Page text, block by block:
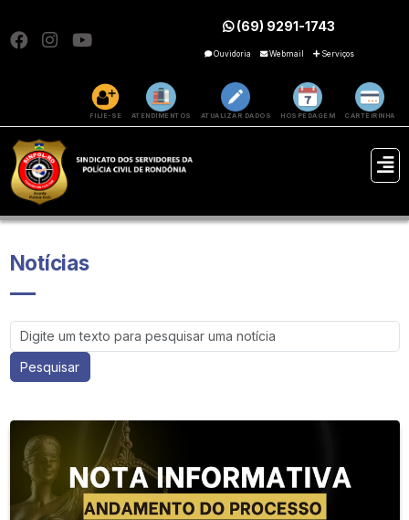
(69) 9291-1743
Ouvidoria Webmail Serviços
FILIE-SE ATENDIMENTOS ATUALIZAR DADOS HOSPEDAGEM CARTEIRINHA
Notícias
Pesquisar